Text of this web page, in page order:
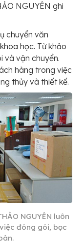
NGUYÊN ghi
chuyển văn
học. Từ khảo
và vận chuyển.
hàng trong việc
thủy và thiết kế.
NGUYÊN luôn
đóng gói, bọc